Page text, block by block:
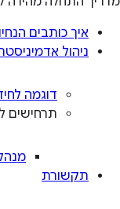
איך כותבים
ניהול
דוגמה
תרחישים
תקשורת